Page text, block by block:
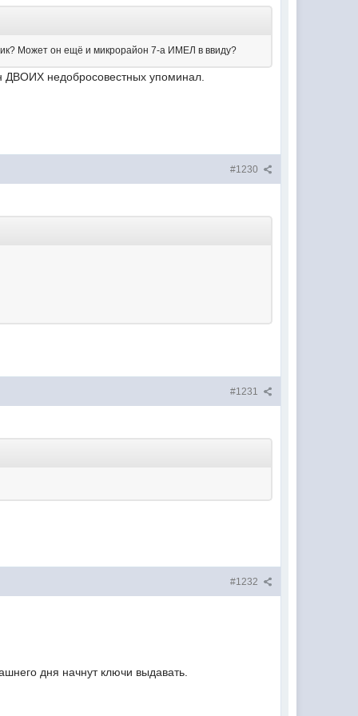
Может он ещё и микрорайон 7-а ИМЕЛ в ввиду?
ДВОИХ недобросовестных упоминал.
#1230
#1231
#1232
дня начнут ключи выдавать.